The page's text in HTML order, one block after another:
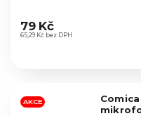
hodnocení
produktu
hvězdiček.
65,29 Kč bez DPH
79 Kč
AKCE